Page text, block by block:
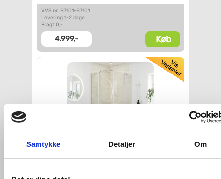
Samtykke Detaljer Om
VVS nr. B7101+B7101
Levering 1-2 dage
Fragt 0,-
4.999,- Køb